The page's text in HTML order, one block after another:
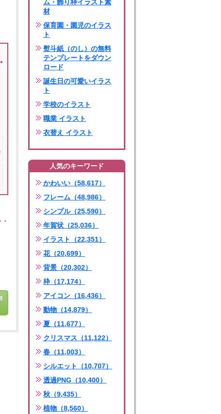
ム・飾り枠イラスト素
材
保育園・園児のイラス
ト
熨斗紙（のし）の無料
テンプレートをダウン
ロード
誕生日の可愛いイラス
ト
学校のイラスト
職業 イラスト
衣替え イラスト
人気のキーワード
かわいい（58,617）
フレーム（48,986）
シンプル（25,590）
年賀状（25,036）
イラスト（22,351）
花（20,699）
背景（20,302）
枠（17,174）
アイコン（16,436）
動物（14,879）
夏（11,677）
クリスマス（11,122）
春（11,003）
シルエット（10,707）
透過PNG（10,400）
秋（9,435）
植物（8,560）